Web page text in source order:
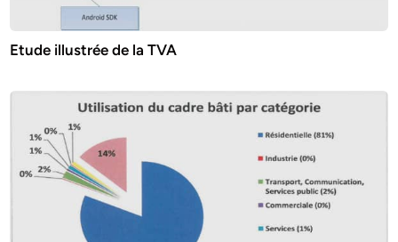
Etude illustrée de la TVA